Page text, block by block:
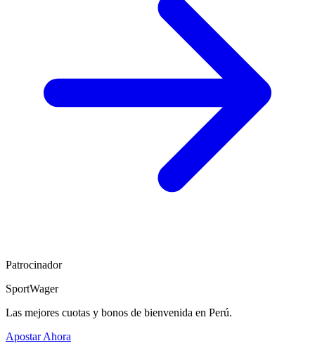
Patrocinador
SportWager
Las mejores cuotas y bonos de bienvenida en Perú.
Apostar Ahora